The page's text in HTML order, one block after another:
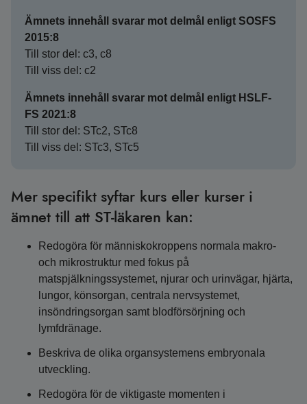
Ämnets innehåll svarar mot delmål enligt SOSFS
2015:8
Till stor del: c3, c8
Till viss del: c2
Ämnets innehåll svarar mot delmål enligt HSLF-
FS 2021:8
Till stor del: STc2, STc8
Till viss del: STc3, STc5
Mer specifikt syftar kurs eller kurser i
ämnet till att ST-läkaren kan:
Redogöra för människokroppens normala makro-
och mikrostruktur med fokus på
matspjälkningssystemet, njurar och urinvägar, hjärta,
lungor, könsorgan, centrala nervsystemet,
insöndringsorgan samt blodförsörjning och
lymfdränage.
Beskriva de olika organsystemens embryonala
utveckling.
Redogöra för de viktigaste momenten i